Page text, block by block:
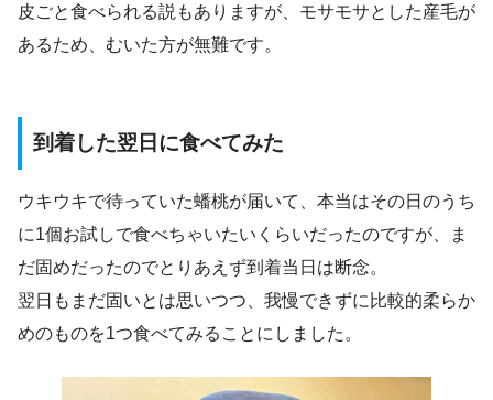
皮ごと食べられる説もありますが、モサモサとした産毛が
あるため、むいた方が無難です。
到着した翌日に食べてみた
ウキウキで待っていた蟠桃が届いて、本当はその日のうち
に1個お試しで食べちゃいたいくらいだったのですが、ま
だ固めだったのでとりあえず到着当日は断念。
翌日もまだ固いとは思いつつ、我慢できずに比較的柔らか
めのものを1つ食べてみることにしました。